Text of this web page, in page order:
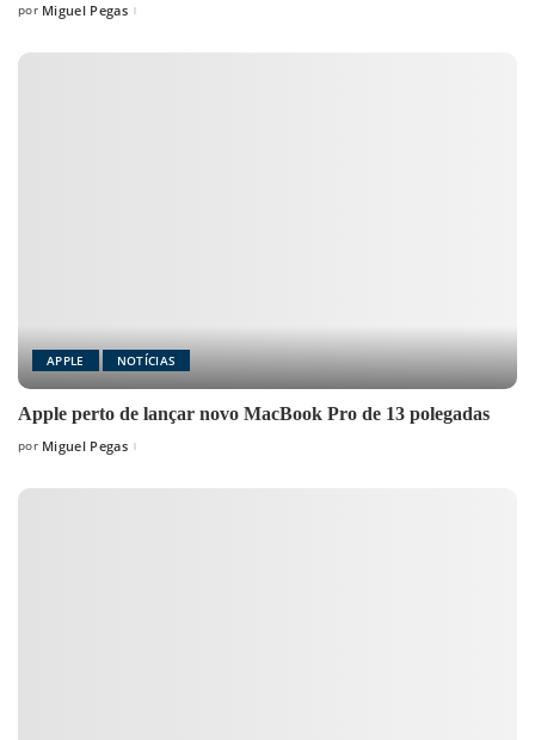
Posted
por Miguel Pegas
APPLE NOTÍCIAS
Apple perto de lançar novo MacBook Pro de 13 polegadas
Posted
por Miguel Pegas